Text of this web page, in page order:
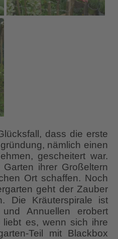
dass die erste
nämlich einen
gescheitert war.
ihrer Großeltern
Ort schaffen. Noch
geht der Zauber
Die Kräuterspirale ist
Annuellen erobert
es, wenn sich ihre
Teil mit Blackbox